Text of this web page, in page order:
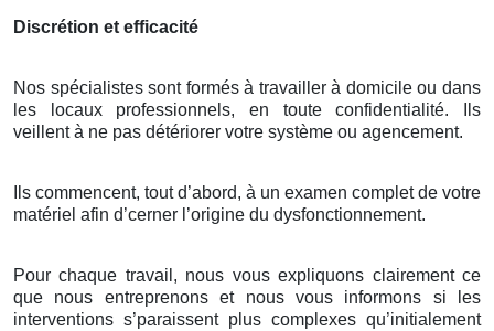
Discrétion et efficacité
Nos spécialistes sont formés à travailler à domicile ou dans
les locaux professionnels, en toute confidentialité. Ils
veillent à ne pas détériorer votre système ou agencement.
Ils commencent, tout d’abord, à un examen complet de votre
matériel afin d’cerner l’origine du dysfonctionnement.
Pour chaque travail, nous vous expliquons clairement ce
que nous entreprenons et nous vous informons si les
interventions s’paraissent plus complexes qu’initialement